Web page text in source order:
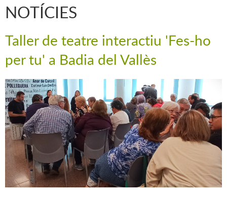
NOTÍCIES
Taller de teatre interactiu 'Fes-ho
per tu' a Badia del Vallès